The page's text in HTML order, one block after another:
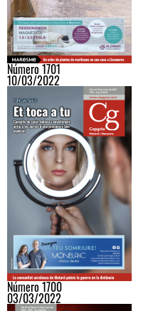
Número 1701
10/03/2022
Número 1700
03/03/2022